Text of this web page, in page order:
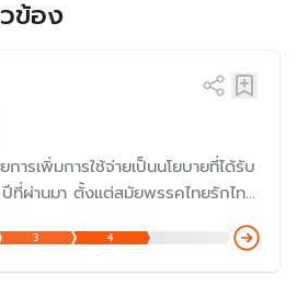
ข้อง
ารเพิ่มการใช้จ่ายเป็นนโยบายที่ได้รับ
ที่ผ่านมา ตั้งแต่สมัยพรรคไทยรักไทย
ในเรื่องความสมเหตุสมผล ที่ผ่านมา
รการ "ลดหย่อนภาษี" "แจกเงินเข้า
นให้บางส่วน เช่น "คนละครึ่ง"
3 4